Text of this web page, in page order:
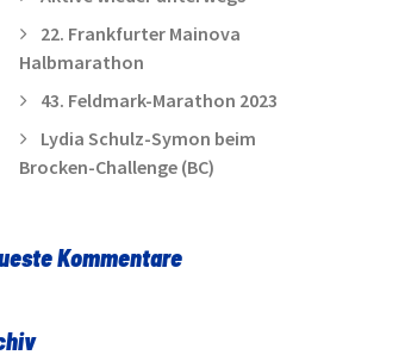
22. Frankfurter Mainova
Halbmarathon
43. Feldmark-Marathon 2023
Lydia Schulz-Symon beim
Brocken-Challenge (BC)
Kommentare